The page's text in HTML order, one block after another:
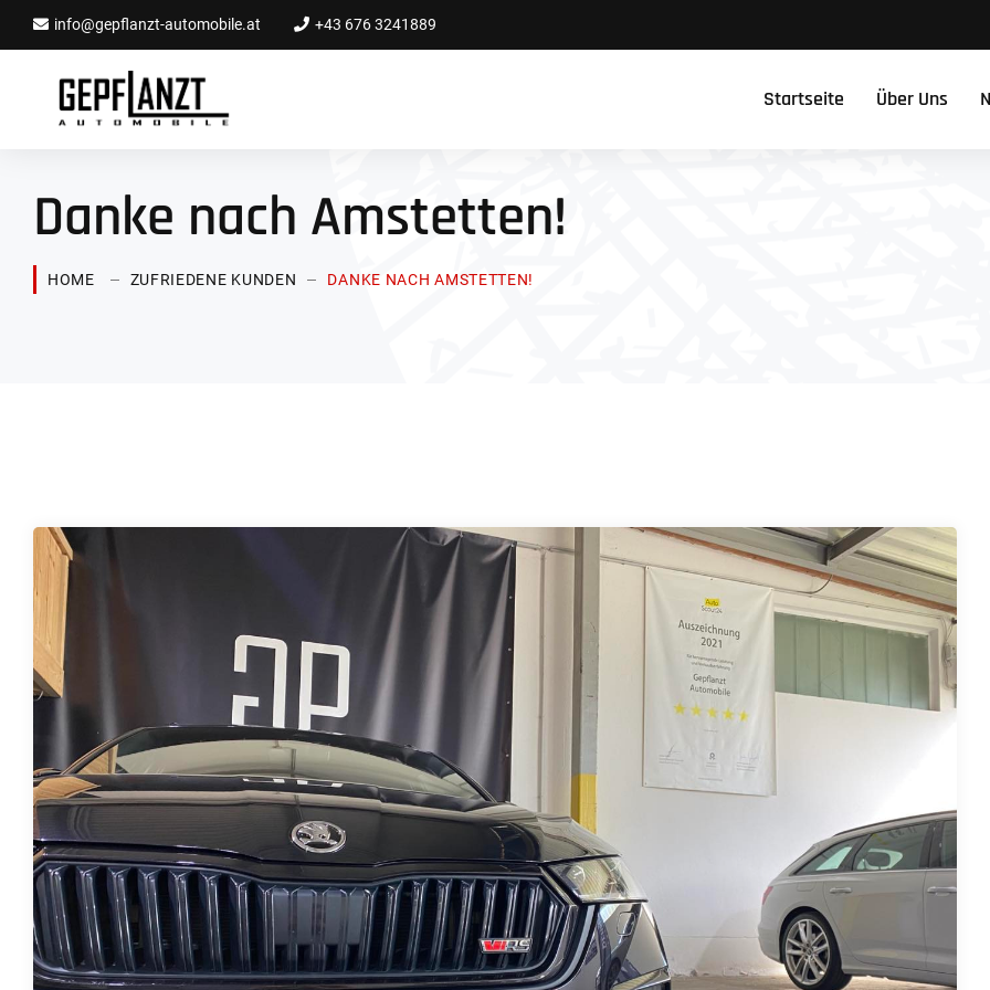
info@gepflanzt-automobile.at +43 676 3241889
Startseite Über Uns
Danke nach Amstetten!
HOME ZUFRIEDENE KUNDEN DANKE NACH AMSTETTEN!